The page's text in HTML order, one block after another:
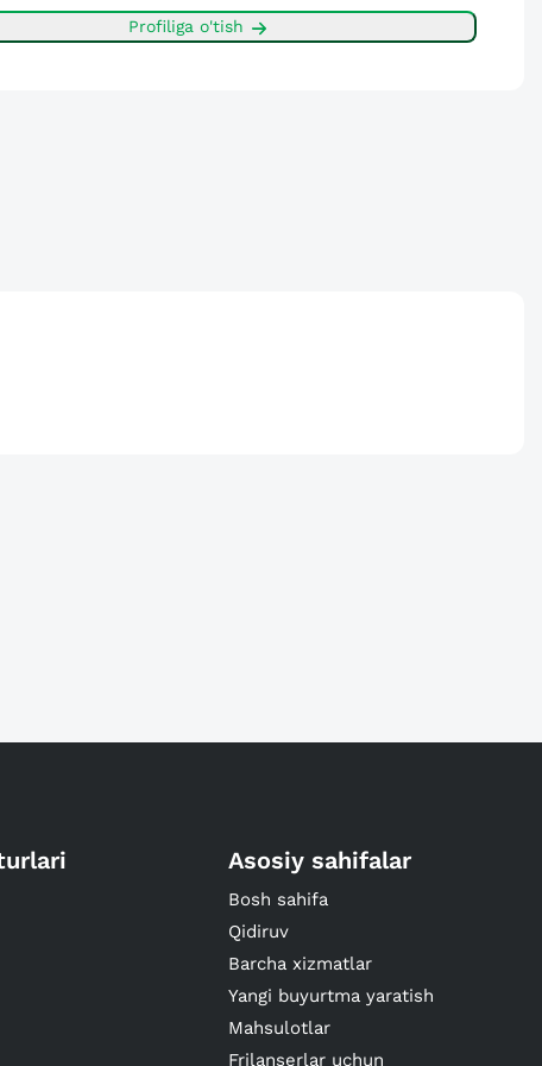
Profiliga o'tish
Asosiy sahifalar
Bosh sahifa
Qidiruv
Barcha xizmatlar
Yangi buyurtma yaratish
Mahsulotlar
Frilanserlar uchun